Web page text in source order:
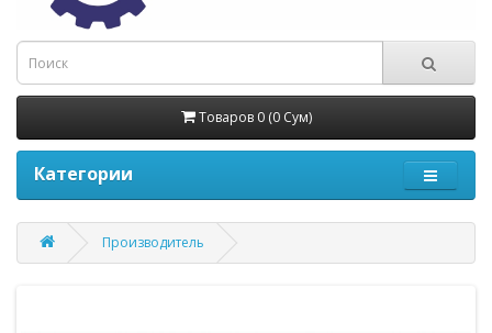
Товаров 0 (0 Сум)
Категории
Производитель